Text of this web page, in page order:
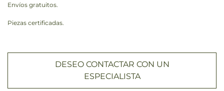
Envíos gratuitos.
Piezas certificadas.
DESEO CONTACTAR CON UN
ESPECIALISTA